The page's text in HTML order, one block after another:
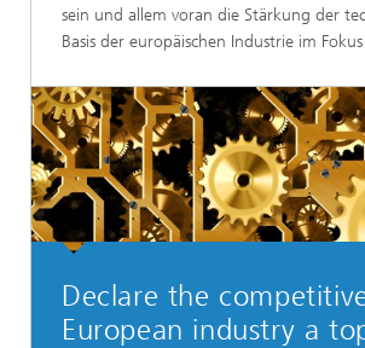
sein und allem voran die Stärkung der
Basis der europäischen Industrie im
Declare the
European industry a